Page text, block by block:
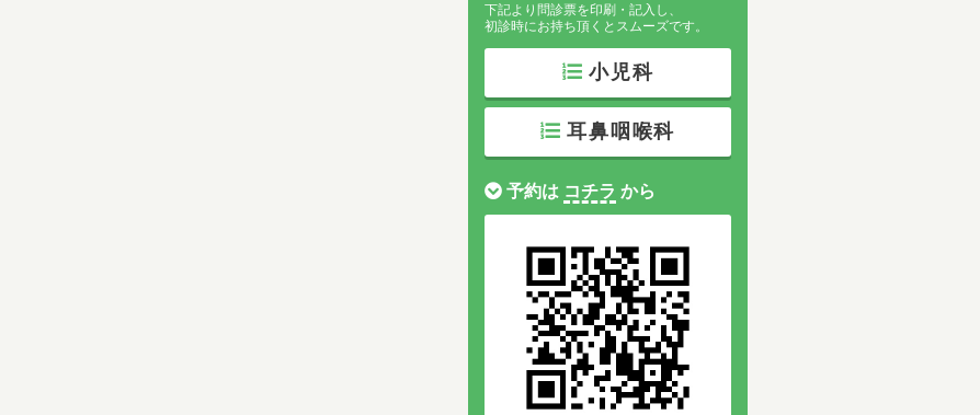
下記より問診票を印刷・記入し、
初診時にお持ち頂くとスムーズです。
小児科
耳鼻咽喉科
予約は コチラ から